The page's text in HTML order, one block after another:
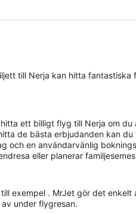
till Nerja kan hitta
ett billigt flyg till Nerja om
de bästa erbjudanden kan
och en användarvänlig
eller planerar
exempel . MrJet gör det
under flygresan.